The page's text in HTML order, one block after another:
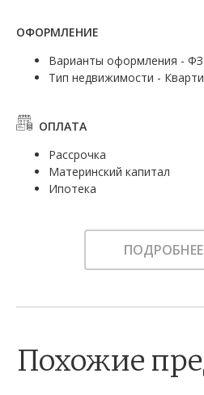
ОФОРМЛЕНИЕ
Варианты оформления -
Тип недвижимости -
ОПЛАТА
Рассрочка
Материнский капитал
Ипотека
Похожие